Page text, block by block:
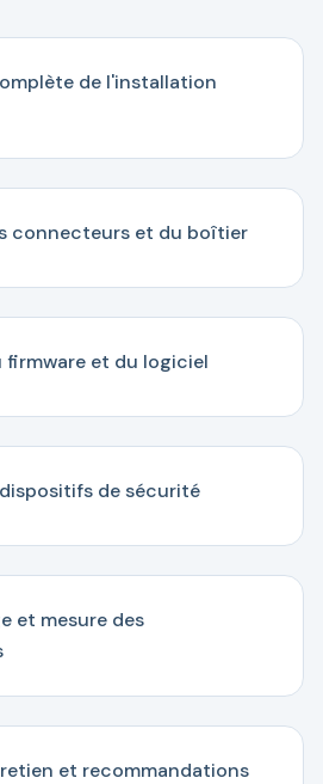
de l'installation
connecteurs et du boîtier
firmware et du logiciel
de sécurité
et mesure des
et recommandations